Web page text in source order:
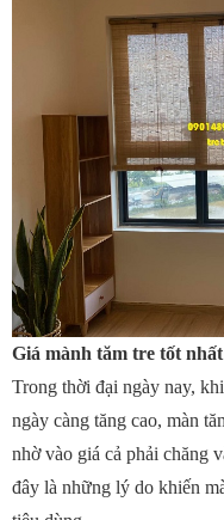
Giá mành tăm tre tốt
Trong thời đại ngày nay,
ngày càng tăng cao, màn
nhờ vào giá cả phải chăng
đây là những lý do khiến